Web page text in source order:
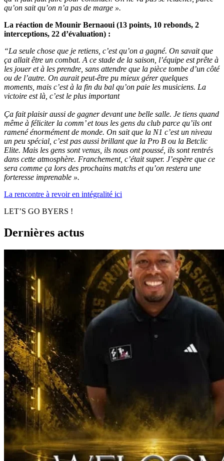
qu’on sait qu’on n’a pas de marge ».
La réaction de Mounir Bernaoui (13 points, 10 rebonds, 2
interceptions, 22 d’évaluation) :
“La seule chose que je retiens, c’est qu’on a gagné. On savait que
ça allait être un combat. A ce stade de la saison, l’équipe est prête à
les jouer et à les prendre, sans attendre que la pièce tombe d’un côté
ou de l’autre. On aurait peut-être pu mieux gérer quelques
moments, mais c’est à la fin du bal qu’on paie les musiciens. La
victoire est là, c’est le plus important
Ça fait plaisir aussi de gagner devant une belle salle. Je tiens quand
même à féliciter la comm’ et tous les gens du club parce qu’ils ont
ramené énormément de monde. On sait que la N1 c’est un niveau
un peu spécial, c’est pas aussi brillant que la Pro B ou la Betclic
Elite. Mais les gens sont venus, ils nous ont poussé, ils sont rentrés
dans cette atmosphère. Franchement, c’était super. J’espère que ce
sera comme ça lors des prochains matchs et qu’on restera une
forteresse imprenable ».
La rencontre à revoir en intégralité ici
LET’S GO BYERS !
Dernières actus